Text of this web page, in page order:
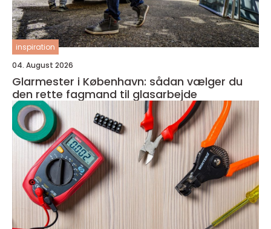
inspiration
04. August 2026
Glarmester i København: sådan vælger du
den rette fagmand til glasarbejde